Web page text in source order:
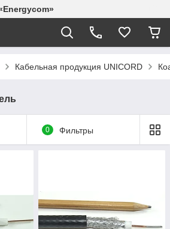
Кабельная продукция UNICORD
0 Фильтры